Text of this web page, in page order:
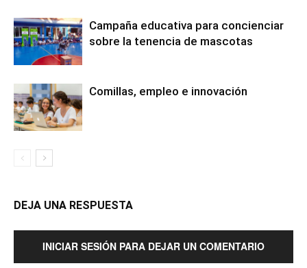
Campaña educativa para concienciar
sobre la tenencia de mascotas
Comillas, empleo e innovación
DEJA UNA RESPUESTA
INICIAR SESIÓN PARA DEJAR UN COMENTARIO